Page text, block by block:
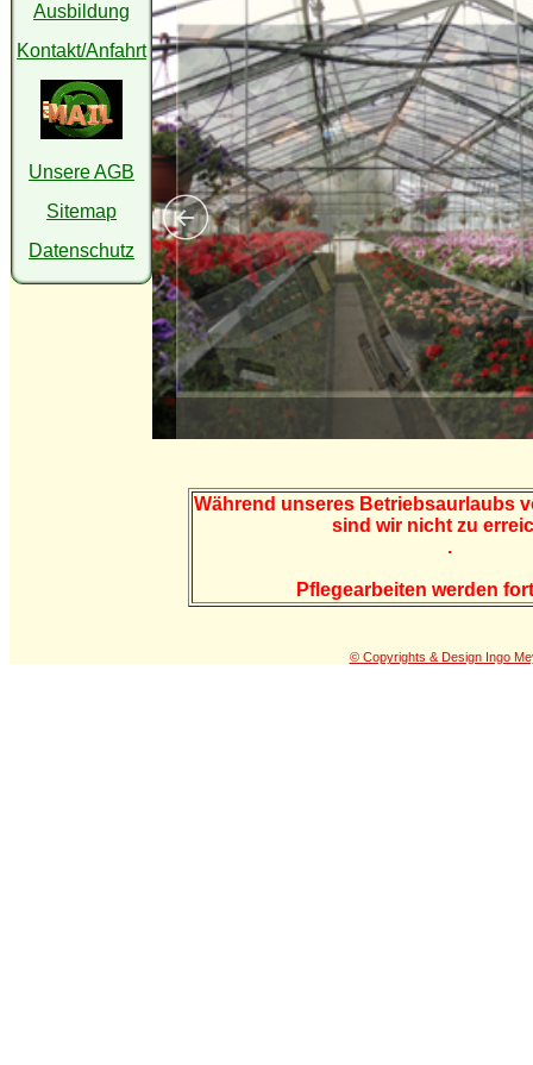
Ausbildung
Kontakt/Anfahrt
Unsere AGB
Sitemap
Datenschutz
Während unseres Betriebsaurlaubs
sind wir nicht zu
.
Pflegearbeiten werden
© Copyrights & Design Ingo